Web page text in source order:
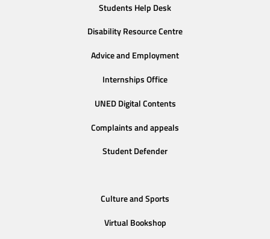
Students Help Desk
Disability Resource Centre
Advice and Employment
Internships Office
UNED Digital Contents
Complaints and appeals
Student Defender
Culture and Sports
Virtual Bookshop